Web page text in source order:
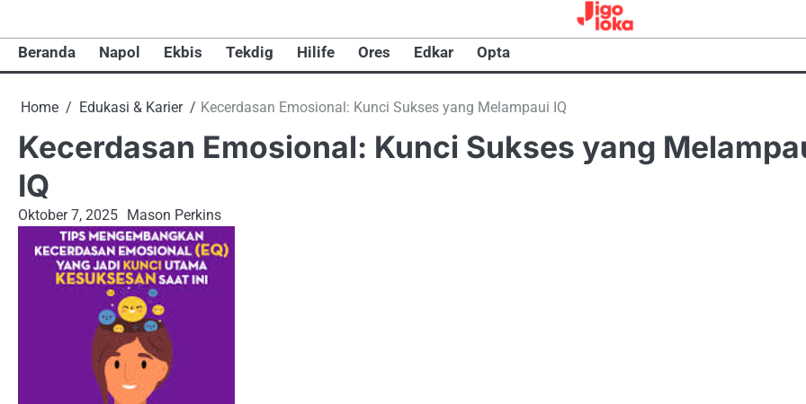
content
Beranda Napol Ekbis Tekdig Hilife Ores Edkar Opta
Home Edukasi & Karier Kecerdasan Emosional: Kunci Sukses yang Melampaui IQ
Kecerdasan Emosional: Kunci Sukses yang
IQ
Oktober 7, 2025 Mason Perkins